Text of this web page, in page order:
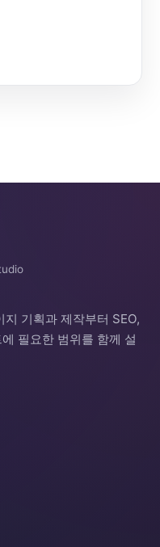
지 기획과 제작부터 SEO,
필요한 범위를 함께 설